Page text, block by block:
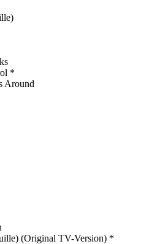
*
Around
(Original TV-Version) *